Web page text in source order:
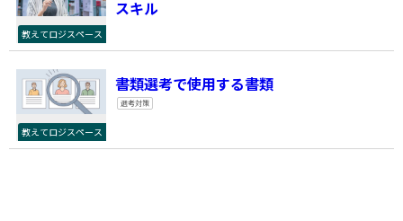
教えてロジスペース
スキル
教えてロジスペース
書類選考で使用する書類
選考対策